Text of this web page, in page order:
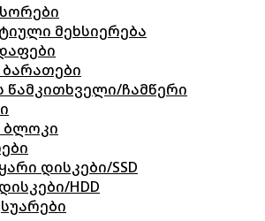
მეხსიერება
წამკითხველი/ჩამწერი
ბლოკი
დისკები/SSD
HDD